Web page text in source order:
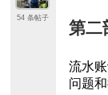
54 条帖子
第二
流水
问题